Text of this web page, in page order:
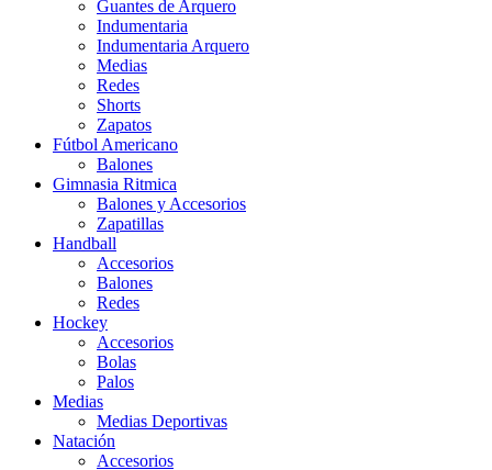
Guantes de Arquero
Indumentaria
Indumentaria Arquero
Medias
Redes
Shorts
Zapatos
Fútbol Americano
Balones
Gimnasia Ritmica
Balones y Accesorios
Zapatillas
Handball
Accesorios
Balones
Redes
Hockey
Accesorios
Bolas
Palos
Medias
Medias Deportivas
Natación
Accesorios